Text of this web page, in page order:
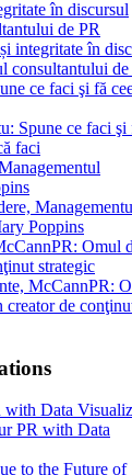
integritate în
consultantului de
Spune ce faci şi
faci
Poppins
McCannPR:
creator de
PR with Data